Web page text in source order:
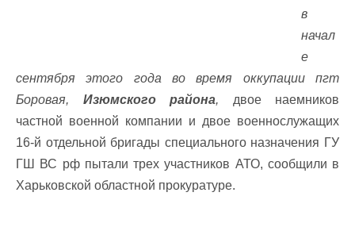
в
начал
е
сентября этого года во время оккупации пгт
Боровая, Изюмского района, двое наемников
частной военной компании и двое военнослужащих
16-й отдельной бригады специального назначения ГУ
ГШ ВС рф пытали трех участников АТО, сообщили в
Харьковской областной прокуратуре.